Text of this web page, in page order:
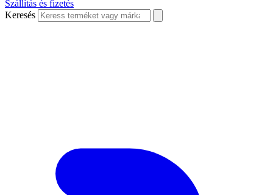
Szállítás és fizetés
Keresés